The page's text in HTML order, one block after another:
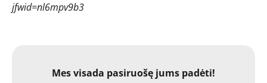
jfwid=nl6mpv9b3
Mes visada pasiruošę jums padėti!